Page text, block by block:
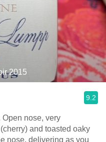
2015
9.2
Open nose, very
and toasted oaky
nose, delivering as you